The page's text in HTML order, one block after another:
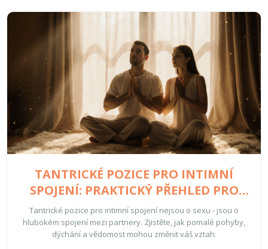
TANTRICKÉ POZICE PRO INTIMNÍ
SPOJENÍ: PRAKTICKÝ PŘEHLED PRO
PÁRY
Tantrické pozice pro intimní spojení nejsou o sexu - jsou o
hlubokém spojení mezi partnery. Zjistěte, jak pomalé pohyby,
dýchání a vědomost mohou změnit váš vztah.